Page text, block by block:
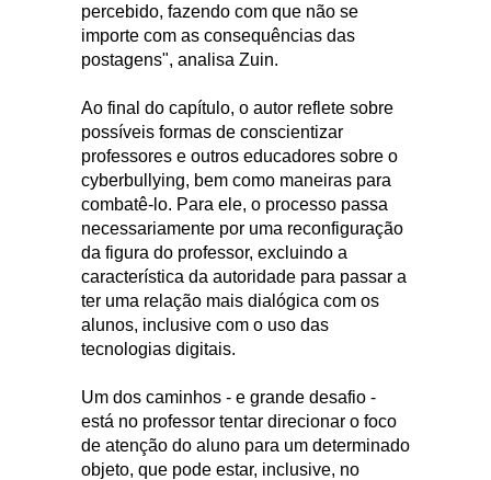
percebido, fazendo com que não se
importe com as consequências das
postagens", analisa Zuin.
Ao final do capítulo, o autor reflete sobre
possíveis formas de conscientizar
professores e outros educadores sobre o
cyberbullying, bem como maneiras para
combatê-lo. Para ele, o processo passa
necessariamente por uma reconfiguração
da figura do professor, excluindo a
característica da autoridade para passar a
ter uma relação mais dialógica com os
alunos, inclusive com o uso das
tecnologias digitais.
Um dos caminhos - e grande desafio -
está no professor tentar direcionar o foco
de atenção do aluno para um determinado
objeto, que pode estar, inclusive, no